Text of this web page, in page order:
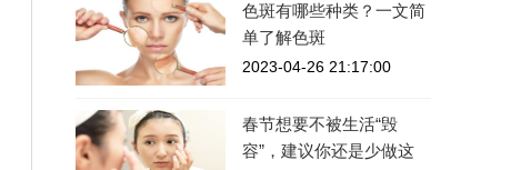
色斑有哪些种类？一文简
单了解色斑
2023-04-26 21:17:00
春节想要不被生活“毁
容”，建议你还是少做这